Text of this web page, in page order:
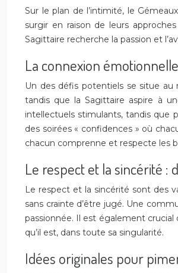
Sur le plan de l’intimité, le
surgir en raison de leurs
Sagittaire recherche la passion et
La connexion
Un des défis potentiels se situe au
tandis que la Sagittaire aspire à
intellectuels stimulants, tandis que
des soirées « confidences » où
chacun comprenne et respecte les
Le respect et la sincérité :
Le respect et la sincérité sont des
sans crainte d’être jugé. Une
passionnée. Il est également crucial
qu’il est, dans toute sa singularité.
Idées originales pour